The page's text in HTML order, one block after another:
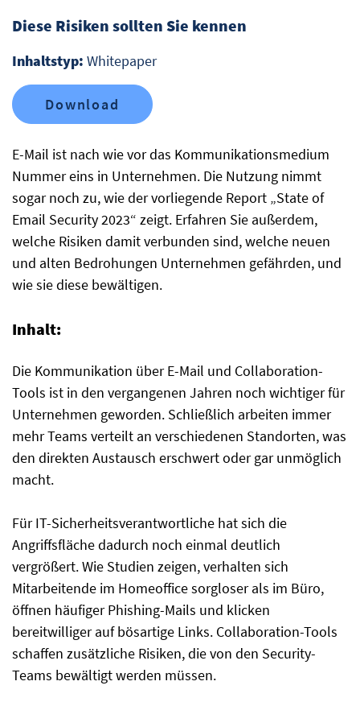
E-Mail ist nach wie vor das Kommunikationsmedium
Nummer eins in Unternehmen. Die Nutzung nimmt
sogar noch zu, wie der vorliegende Report „State of
Email Security 2023“ zeigt. Erfahren Sie außerdem,
welche Risiken damit verbunden sind, welche neuen
und alten Bedrohungen Unternehmen gefährden, und
wie sie diese bewältigen.
Inhalt:
Die Kommunikation über E-Mail und Collaboration-
Tools ist in den vergangenen Jahren noch wichtiger für
Unternehmen geworden. Schließlich arbeiten immer
mehr Teams verteilt an verschiedenen Standorten, was
den direkten Austausch erschwert oder gar unmöglich
macht.
Für IT-Sicherheitsverantwortliche hat sich die
Angriffsfläche dadurch noch einmal deutlich
vergrößert. Wie Studien zeigen, verhalten sich
Mitarbeitende im Homeoffice sorgloser als im Büro,
öffnen häufiger Phishing-Mails und klicken
bereitwilliger auf bösartige Links. Collaboration-Tools
schaffen zusätzliche Risiken, die von den Security-
Teams bewältigt werden müssen.
Diese Risiken sollten Sie kennen
Inhaltstyp: Whitepaper
Download